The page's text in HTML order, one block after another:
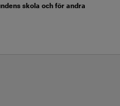
skola och för andra